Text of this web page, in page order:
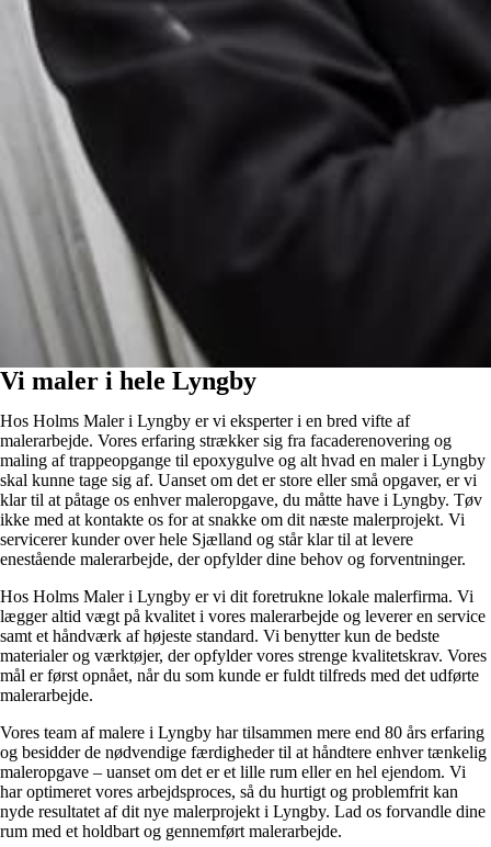
Vi maler i hele Lyngby
Hos Holms Maler i Lyngby er vi eksperter i en bred vifte af
malerarbejde. Vores erfaring strækker sig fra facaderenovering og
maling af trappeopgange til epoxygulve og alt hvad en maler i Lyngby
skal kunne tage sig af. Uanset om det er store eller små opgaver, er vi
klar til at påtage os enhver maleropgave, du måtte have i Lyngby. Tøv
ikke med at kontakte os for at snakke om dit næste malerprojekt. Vi
servicerer kunder over hele Sjælland og står klar til at levere
enestående malerarbejde, der opfylder dine behov og forventninger.
Hos Holms Maler i Lyngby er vi dit foretrukne lokale malerfirma. Vi
lægger altid vægt på kvalitet i vores malerarbejde og leverer en service
samt et håndværk af højeste standard. Vi benytter kun de bedste
materialer og værktøjer, der opfylder vores strenge kvalitetskrav. Vores
mål er først opnået, når du som kunde er fuldt tilfreds med det udførte
malerarbejde.
Vores team af malere i Lyngby har tilsammen mere end 80 års erfaring
og besidder de nødvendige færdigheder til at håndtere enhver tænkelig
maleropgave – uanset om det er et lille rum eller en hel ejendom. Vi
har optimeret vores arbejdsproces, så du hurtigt og problemfrit kan
nyde resultatet af dit nye malerprojekt i Lyngby. Lad os forvandle dine
rum med et holdbart og gennemført malerarbejde.